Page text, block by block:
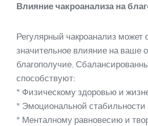
Влияние чакроанализа на
Регулярный чакроанализ может
значительное влияние на ваше
благополучие.
способствуют:
* Физическому здоровью и
* Эмоциональной стабильности
* Менталному равновесию и